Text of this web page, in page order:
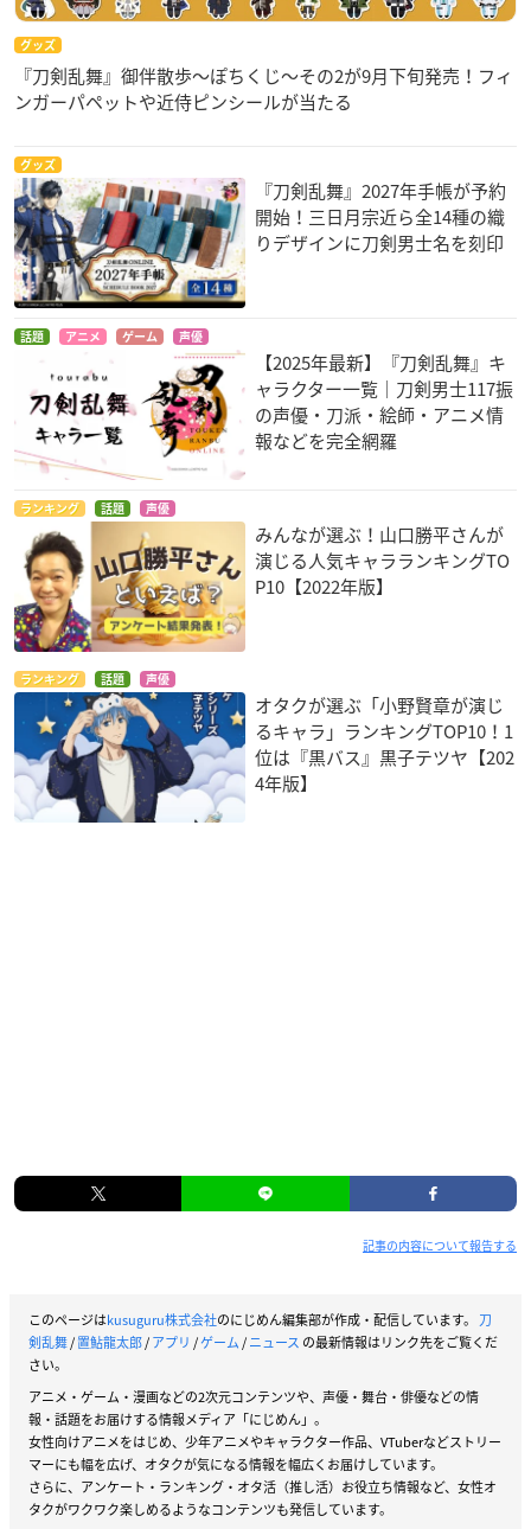
グッズ
『刀剣乱舞』御伴散歩～ぽちくじ～その2が9月下旬発売！フィ
ンガーパペットや近侍ピンシールが当たる
グッズ
『刀剣乱舞』2027年手帳が予約
開始！三日月宗近ら全14種の織
りデザインに刀剣男士名を刻印
話題 アニメ ゲーム 声優
【2025年最新】『刀剣乱舞』キ
ャラクター一覧｜刀剣男士117振
の声優・刀派・絵師・アニメ情
報などを完全網羅
ランキング 話題 声優
みんなが選ぶ！山口勝平さんが
演じる人気キャラランキングTO
P10【2022年版】
ランキング 話題 声優
オタクが選ぶ「小野賢章が演じ
るキャラ」ランキングTOP10！1
位は『黒バス』黒子テツヤ【202
4年版】
記事の内容について報告する
このページはkusuguru株式会社のにじめん編集部が作成・配信しています。 刀
剣乱舞/置鮎龍太郎/アプリ /ゲーム/ニュース の最新情報はリンク先をご覧くだ
さい。
アニメ・ゲーム・漫画などの2次元コンテンツや、声優・舞台・俳優などの情
報・話題をお届けする情報メディア「にじめん」。
女性向けアニメをはじめ、少年アニメやキャラクター作品、VTuberなどストリー
マーにも幅を広げ、オタクが気になる情報を幅広くお届けしています。
さらに、アンケート・ランキング・オタ活（推し活）お役立ち情報など、女性オ
タクがワクワク楽しめるようなコンテンツも発信しています。